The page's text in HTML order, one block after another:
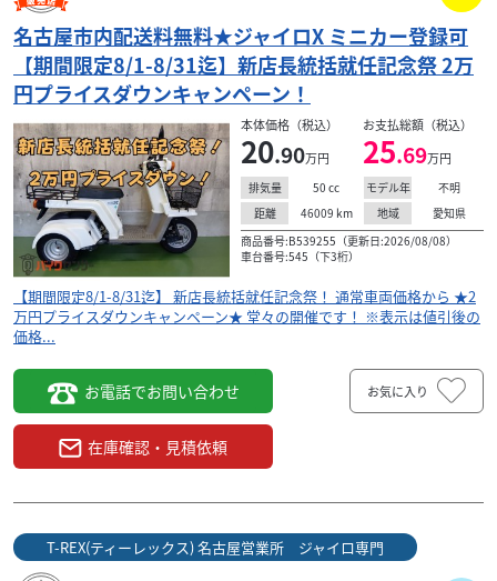
名古屋市内配送料無料★ジャイロX ミニカー登録可
【期間限定8/1-8/31迄】新店長統括就任記念祭 2万
円プライスダウンキャンペーン！
本体価格（税込）
20.90万円
お支払総額（税込）
25.69万円
排気量 50 cc モデル年
不明
距離
46009 km 地域
愛知県
商品番号:B539255（更新日:2026/08/08）
車台番号:545（下3桁）
【期間限定8/1-8/31迄】 新店長統括就任記念祭！ 通常車両価格から ★2
万円プライスダウンキャンペーン★ 堂々の開催です！ ※表示は値引後の
価格...
お電話でお問い合わせ
在庫確認・見積依頼
お気に入り
T-REX(ティーレックス) 名古屋営業所 ジャイロ専門